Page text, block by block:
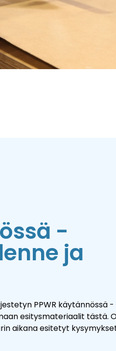
-
ja
PPWR käytännössä -
esitysmateriaalit tästä.
aikana esitetyt